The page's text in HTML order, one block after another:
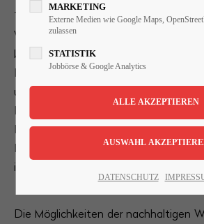
Anmelden
Register
Lorem ipsum dolor sit amet:
24h/ 365days
Technologien wie
Wärmepumpen ermöglichen
kostengünstigeres Heizen –
Beheizung großer Werk- und
und kostensparend möglich.
Potenzial bleibt vielfach
Industriegebäuden finden sich
Heizungsanlagen mit immensem
ist extrem teuer und belastet unnötig
Die Möglichkeiten der nachhaltigen
MARKETING
Externe Medien wie Google Maps,
zulassen
STATISTIK
Jobbörse & Google Analytics
DATENSCHUTZ